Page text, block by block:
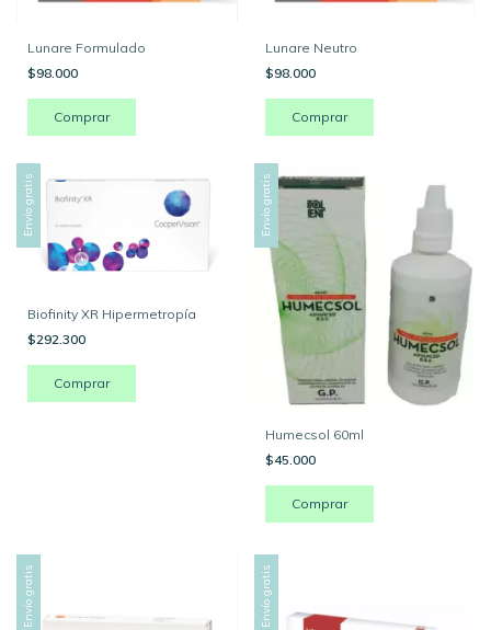
Lunare Formulado
$98.000
Comprar
Lunare Neutro
$98.000
Comprar
Envío gratis
Biofinity XR Hipermetropía
$292.300
Comprar
Envío gratis
Humecsol 60ml
$45.000
Envío gratis Envío gratis